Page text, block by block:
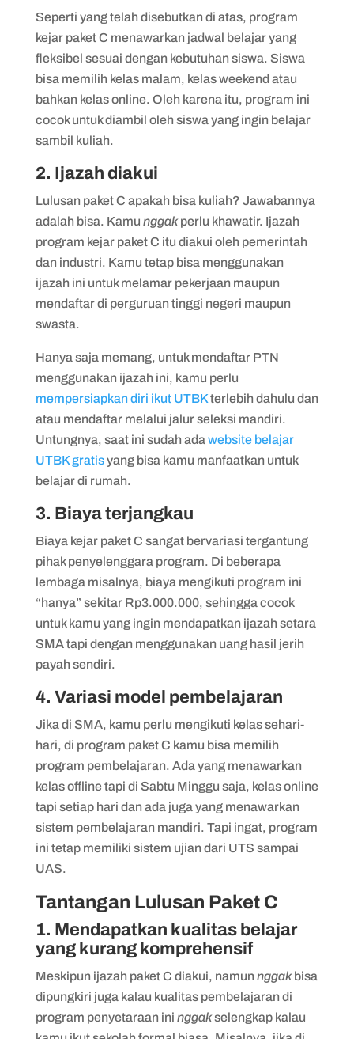
Seperti yang telah disebutkan di atas, program
kejar paket C menawarkan jadwal belajar yang
fleksibel sesuai dengan kebutuhan siswa. Siswa
bisa memilih kelas malam, kelas weekend atau
bahkan kelas online. Oleh karena itu, program ini
cocok untuk diambil oleh siswa yang ingin belajar
sambil kuliah.
2. Ijazah diakui
Lulusan paket C apakah bisa kuliah? Jawabannya
adalah bisa. Kamu nggakperlu khawatir. Ijazah
program kejar paket C itu diakui oleh pemerintah
dan industri. Kamu tetap bisa menggunakan
ijazah ini untuk melamar pekerjaan maupun
mendaftar di perguruan tinggi negeri maupun
swasta.
Hanya saja memang, untuk mendaftar PTN
menggunakan ijazah ini, kamu perlu
mempersiapkan diri ikut UTBKterlebih dahulu dan
atau mendaftar melalui jalur seleksi mandiri.
Untungnya, saat ini sudah ada website belajar
UTBK gratisyang bisa kamu manfaatkan untuk
belajar di rumah.
3. Biaya terjangkau
Biaya kejar paket C sangat bervariasi tergantung
pihak penyelenggara program. Di beberapa
lembaga misalnya, biaya mengikuti program ini
“hanya” sekitar Rp3.000.000, sehingga cocok
untuk kamu yang ingin mendapatkan ijazah setara
SMA tapi dengan menggunakan uang hasil jerih
payah sendiri.
4. Variasi model pembelajaran
Jika di SMA, kamu perlu mengikuti kelas sehari-
hari, di program paket C kamu bisa memilih
program pembelajaran. Ada yang menawarkan
kelas offline tapi di Sabtu Minggu saja, kelas online
tapi setiap hari dan ada juga yang menawarkan
sistem pembelajaran mandiri. Tapi ingat, program
ini tetap memiliki sistem ujian dari UTS sampai
UAS.
Tantangan Lulusan Paket C
1. Mendapatkan kualitas belajar
yang kurang komprehensif
Meskipun ijazah paket C diakui, namunnggakbisa
dipungkiri juga kalau kualitas pembelajaran di
program penyetaraan ini nggakselengkap kalau